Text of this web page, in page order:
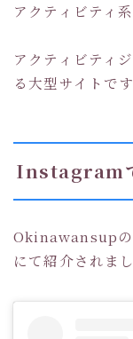
アクティビティ
アクティビティ
る大型サイトです
Instagram
Okinawansup
にて紹介されまし